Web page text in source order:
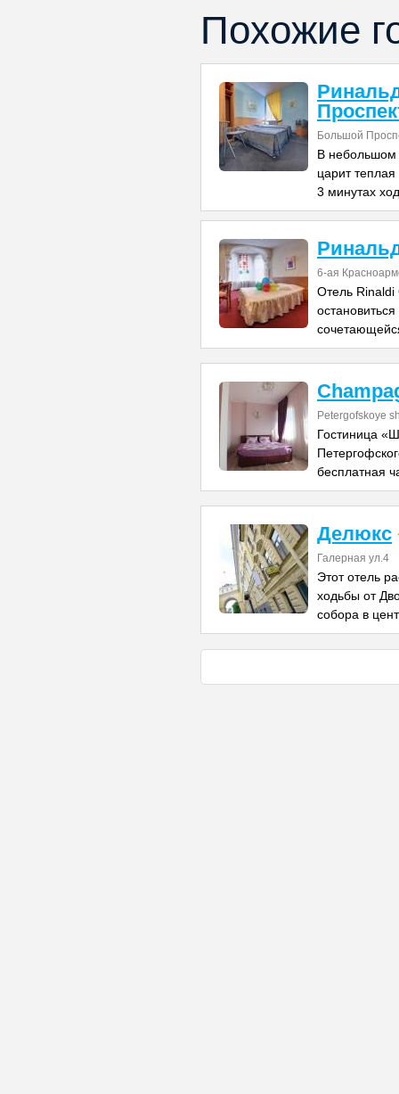
Похожие
Большой
В небольшом
царит
3 минутах
6-ая
Отель Rinaldi
Petergofskoye
Гостиница
бесплатная
Делюкс
Галерная ул.4
Этот отель
ходьбы от
собора в